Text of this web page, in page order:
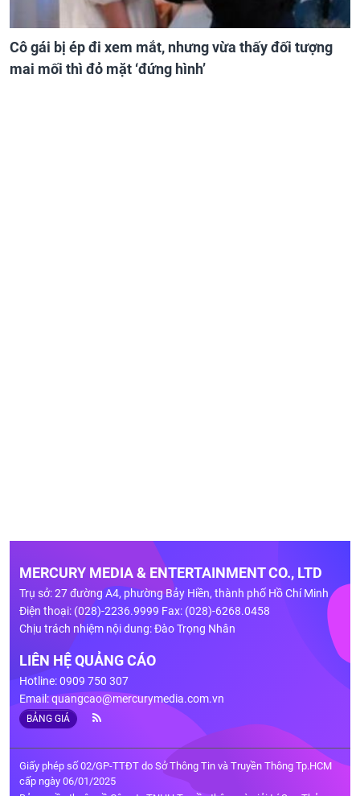
Cô gái bị ép đi xem mắt, nhưng vừa thấy đối tượng
mai mối thì đỏ mặt ‘đứng hình’
MERCURY MEDIA & ENTERTAINMENT CO., LTD
Trụ sở: 27 đường A4, phường Bảy Hiền, thành phố Hồ Chí Minh
Điện thoại: (028)-2236.9999 Fax: (028)-6268.0458
Chịu trách nhiệm nội dung: Đào Trọng Nhân
LIÊN HỆ QUẢNG CÁO
Hotline: 0909 750 307
Email:quangcao@mercurymedia.com.vn
BẢNG GIÁ
Giấy phép số 02/GP-TTĐT do Sở Thông Tin và Truyền Thông Tp.HCM
cấp ngày 06/01/2025